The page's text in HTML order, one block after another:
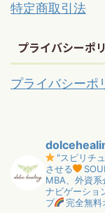
特定商取引法
プライバシーポ
プライバシーポ
"スピリチ
させる
MBA、外資系
ナビゲーショ
プ
完全無